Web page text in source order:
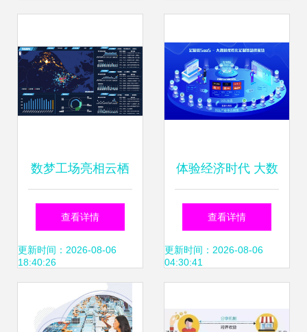
数梦工场亮相云栖
大会 用数据重构智
能软件开发的未来
查看详情
更新时间：2026-08-06
18:40:26
体验经济时代 大数
据服务的产品与服
务的双重奏
查看详情
更新时间：2026-08-06
04:30:41